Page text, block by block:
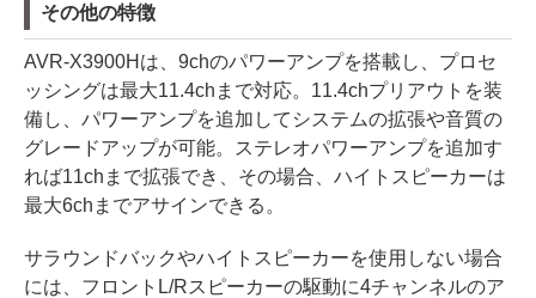
その他の特徴
AVR-X3900Hは、9chのパワーアンプを搭載し、プロセ
ッシングは最大11.4chまで対応。11.4chプリアウトを装
備し、パワーアンプを追加してシステムの拡張や音質の
グレードアップが可能。ステレオパワーアンプを追加す
れば11chまで拡張でき、その場合、ハイトスピーカーは
最大6chまでアサインできる。
サラウンドバックやハイトスピーカーを使用しない場合
には、フロントL/Rスピーカーの駆動に4チャンネルのア